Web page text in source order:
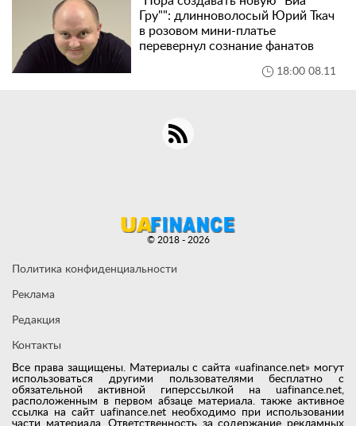
Гру"": длинноволосый Юрий Ткач
в розовом мини-платье
перевернул сознание фанатов
18:00 08.11
Все права защищены. Материалы с сайта «uafinance.net» могут
использоваться другими пользователями бесплатно с
обязательной активной гиперссылкой на uafinance.net,
расположенным в первом абзаце материала. также активное
ссылка на сайт uafinance.net необходимо при использовании
части материала. Ответственность за содержание рекламных
Политика конфиденциальности
Реклама
Редакция
Контакты
© 2018 - 2026